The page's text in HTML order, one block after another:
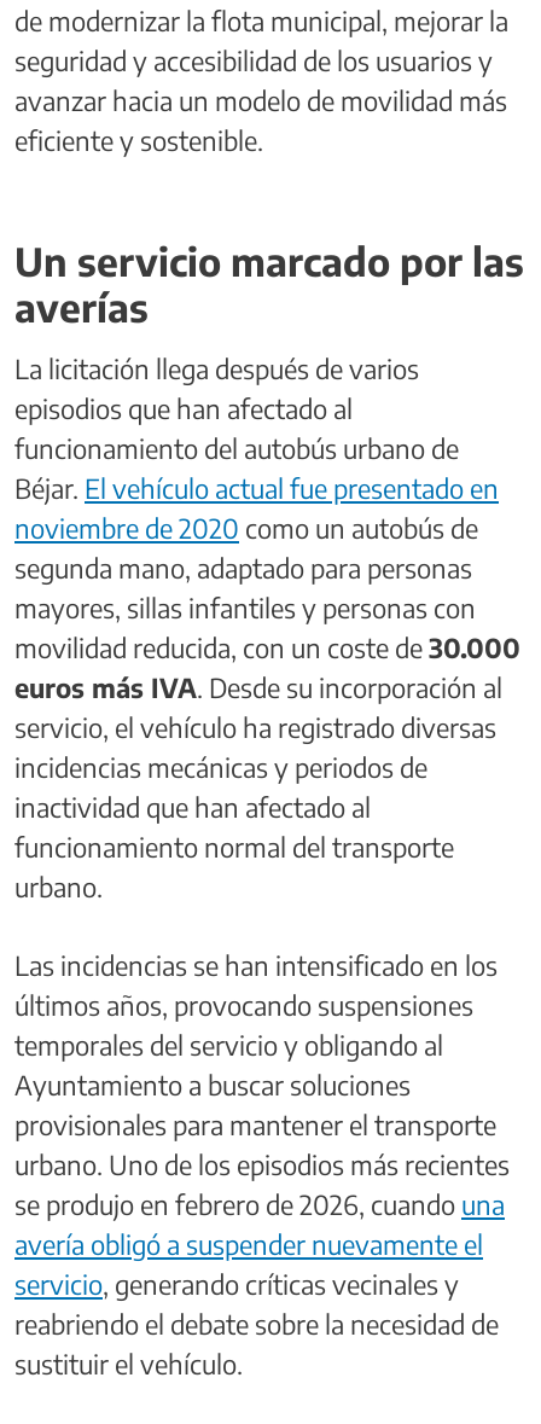
de modernizar la flota municipal, mejorar la
seguridad y accesibilidad de los usuarios y
avanzar hacia un modelo de movilidad más
eficiente y sostenible.
Un servicio marcado por las
averías
La licitación llega después de varios
episodios que han afectado al
funcionamiento del autobús urbano de
Béjar. El vehículo actual fue presentado en
noviembre de 2020 como un autobús de
segunda mano, adaptado para personas
mayores, sillas infantiles y personas con
movilidad reducida, con un coste de30.000
euros más IVA. Desde su incorporación al
servicio, el vehículo ha registrado diversas
incidencias mecánicas y periodos de
inactividad que han afectado al
funcionamiento normal del transporte
urbano.
Las incidencias se han intensificado en los
últimos años, provocando suspensiones
temporales del servicio y obligando al
Ayuntamiento a buscar soluciones
provisionales para mantener el transporte
urbano. Uno de los episodios más recientes
se produjo en febrero de 2026, cuando una
avería obligó a suspender nuevamente el
servicio, generando críticas vecinales y
reabriendo el debate sobre la necesidad de
sustituir el vehículo.